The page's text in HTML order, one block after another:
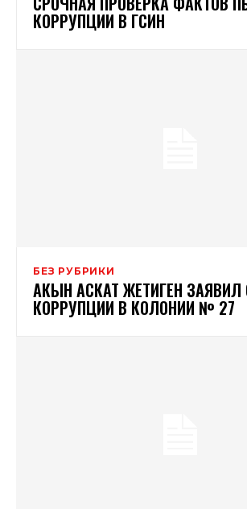
КОРРУПЦИИ В ГСИН
БЕЗ РУБРИКИ
АКЫН АСКАТ ЖЕТИГЕН
КОРРУПЦИИ В КОЛОНИИ № 27